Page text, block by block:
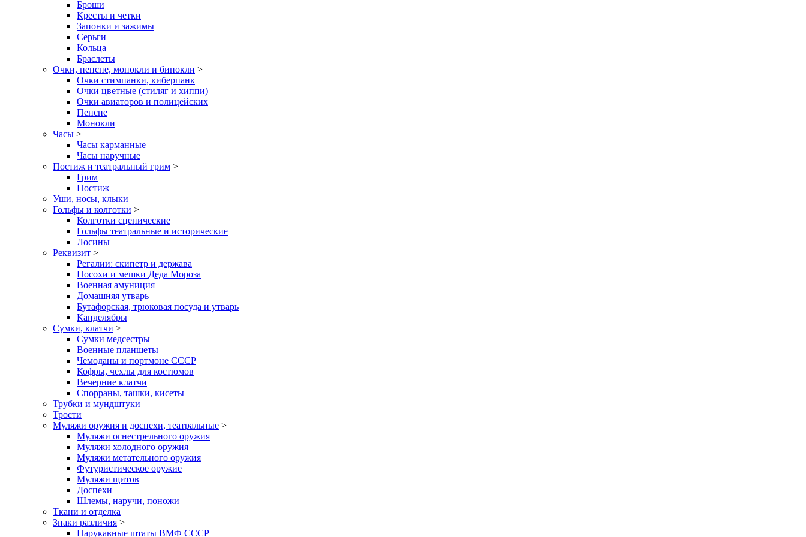
Броши
Кресты и четки
Запонки и зажимы
Серьги
Кольца
Браслеты
Очки, пенсне, монокли и бинокли >
Очки стимпанки, киберпанк
Очки цветные (стиляг и хиппи)
Очки авиаторов и полицейских
Пенсне
Монокли
Часы >
Часы карманные
Часы наручные
Постиж и театральный грим >
Грим
Постиж
Уши, носы, клыки
Гольфы и колготки >
Колготки сценические
Гольфы театральные и исторические
Лосины
Реквизит >
Регалии: скипетр и держава
Посохи и мешки Деда Мороза
Военная амуниция
Домашняя утварь
Бутафорская, трюковая посуда и утварь
Канделябры
Сумки, клатчи >
Сумки медсестры
Военные планшеты
Чемоданы и портмоне СССР
Кофры, чехлы для костюмов
Вечерние клатчи
Спорраны, ташки, кисеты
Трубки и мундштуки
Трости
Муляжи оружия и доспехи, театральные >
Муляжи огнестрельного оружия
Муляжи холодного оружия
Муляжи метательного оружия
Футуристическое оружие
Муляжи щитов
Доспехи
Шлемы, наручи, поножи
Ткани и отделка
Знаки различия >
Нарукавные штаты ВМФ СССР